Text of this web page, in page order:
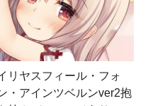
リヤスフィール・フォ
・アインツベルンver2抱